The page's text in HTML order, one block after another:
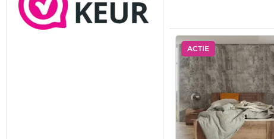
ACTIE